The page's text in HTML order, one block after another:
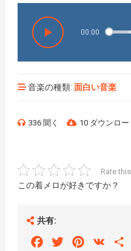
00:00
音楽の種類: 面白い音楽
336 聞く 10 ダウンロ
Rate
この着メロが好きですか？
共有:
FacebookTwitterPinterest
VK